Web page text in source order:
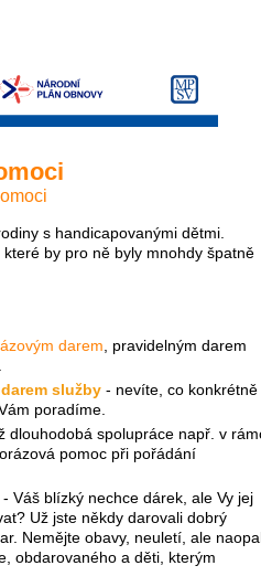
s handicapovanými dětmi.
by pro ně byly mnohdy špatně
darem , pravidelným darem
služby - nevíte, co konkrétně
poradíme.
dlouhodobá spolupráce např. v
pomoc při pořádání
- Váš blízký nechce dárek, ale Vy jej
Už jste někdy darovali dobrý
Nemějte obavy, neuletí, ale
obdarovaného a děti, kterým